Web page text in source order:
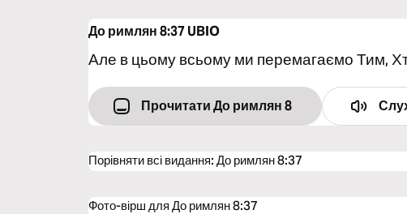
До римлян 8:37 UBIO
Але в цьому всьому ми перемагаємо Тим,
Прочитати До римлян 8
Порівняти всі видання:До римлян 8:37
Фото-вірш для До римлян 8:37